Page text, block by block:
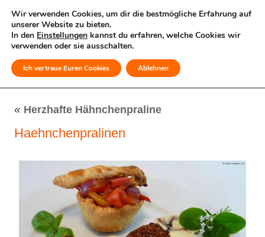
MENÜ
« Herzhafte Hähnchenpraline
Haehnchenpralinen
Wir verwenden Cookies, um dir die bestmögliche Erfahrung auf
unserer Website zu bieten.
In den Einstellungen kannst du erfahren, welche Cookies wir
verwenden oder sie ausschalten.
Ich vertraue Euren Cookies Ablehnen